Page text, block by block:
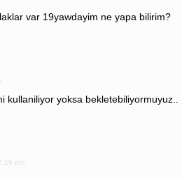
var 19yawdayim ne yapa bilirim?
kullaniliyor yoksa bekletebiliyormuyuz..
pm